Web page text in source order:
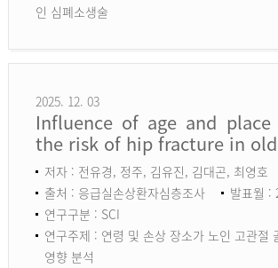
인 심폐소생술
2025. 12. 03
Influence of age and
the risk of hip fracture in
저자 : 전유경, 정주, 김유진, 김대곤, 최영호
출처 : 응급실손상환자심층조사
발표월 :
연구구분 : SCI
연구주제 : 연령 및 손상 장소가 노인 고관절
영향 분석